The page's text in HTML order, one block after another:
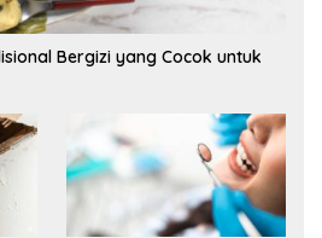
Bergizi yang Cocok untuk